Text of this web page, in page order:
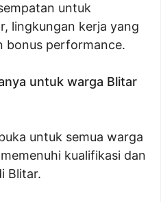
untuk
lingkungan kerja yang
bonus performance.
untuk warga Blitar
untuk semua warga
kualifikasi dan
Blitar.